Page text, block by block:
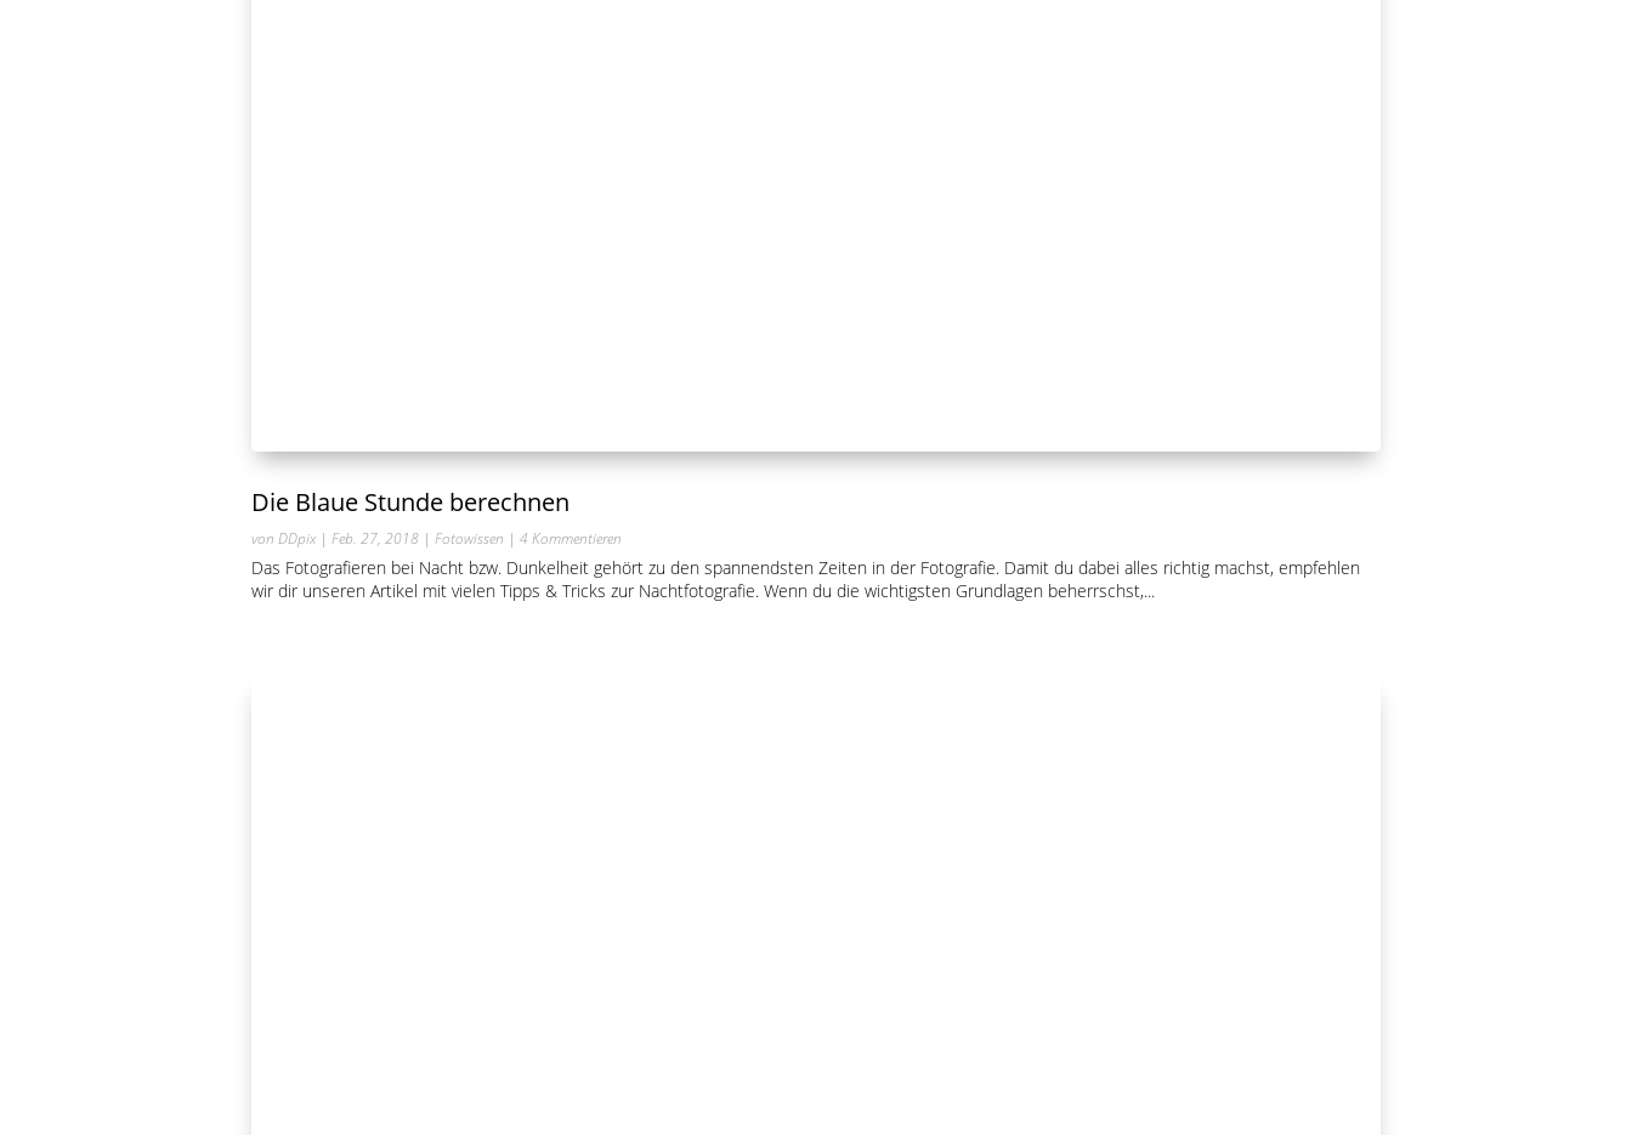
Die Blaue Stunde berechnen
von DDpix | Feb. 27, 2018 | Fotowissen | 4 Kommentieren
Das Fotografieren bei Nacht bzw. Dunkelheit gehört zu den spannendsten Zeiten in der Fotografie. Damit du dabei alles richtig machst, empfehlen
wir dir unseren Artikel mit vielen Tipps & Tricks zur Nachtfotografie. Wenn du die wichtigsten Grundlagen beherrschst,...